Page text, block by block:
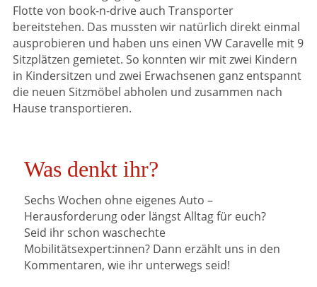
Flotte von book-n-drive auch Transporter
bereitstehen. Das mussten wir natürlich direkt einmal
ausprobieren und haben uns einen VW Caravelle mit 9
Sitzplätzen gemietet. So konnten wir mit zwei Kindern
in Kindersitzen und zwei Erwachsenen ganz entspannt
die neuen Sitzmöbel abholen und zusammen nach
Hause transportieren.
Was denkt ihr?
Sechs Wochen ohne eigenes Auto –
Herausforderung oder längst Alltag für euch?
Seid ihr schon waschechte
Mobilitätsexpert:innen? Dann erzählt uns in den
Kommentaren, wie ihr unterwegs seid!